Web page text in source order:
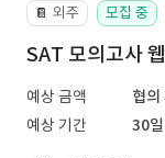
📔 외주 모집 중
SAT 모의고사
예상 금액
협의
예상 기간
30일